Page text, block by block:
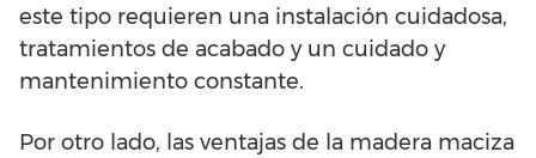
este tipo requieren una instalación cuidadosa,
tratamientos de acabado y un cuidado y
mantenimiento constante.
Por otro lado, las ventajas de la madera maciza